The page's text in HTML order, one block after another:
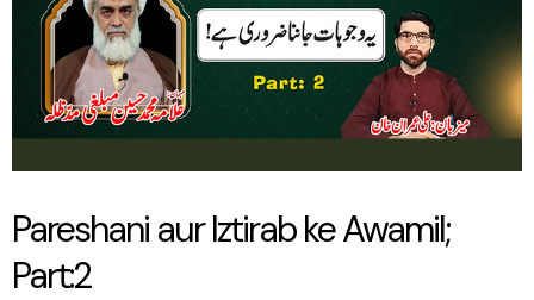
Pareshani aur Iztirab ke Awamil;
Part:2